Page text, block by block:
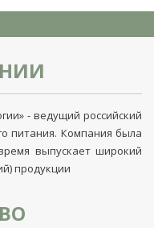
- ведущий российский
питания. Компания была
выпускает широкий
продукции